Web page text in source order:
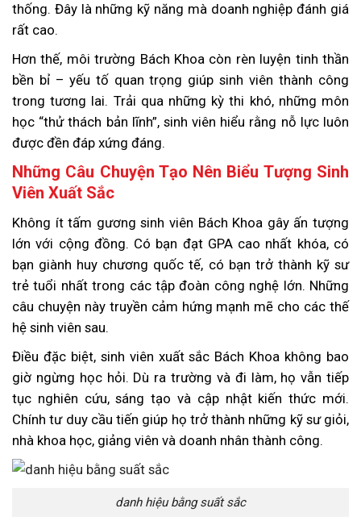
thống. Đây là những kỹ năng mà doanh nghiệp đánh giá
rất cao.
Hơn thế, môi trường Bách Khoa còn rèn luyện tinh thần
bền bỉ – yếu tố quan trọng giúp sinh viên thành công
trong tương lai. Trải qua những kỳ thi khó, những môn
học “thử thách bản lĩnh”, sinh viên hiểu rằng nỗ lực luôn
được đền đáp xứng đáng.
Những Câu Chuyện Tạo Nên Biểu Tượng Sinh
Viên Xuất Sắc
Không ít tấm gương sinh viên Bách Khoa gây ấn tượng
lớn với cộng đồng. Có bạn đạt GPA cao nhất khóa, có
bạn giành huy chương quốc tế, có bạn trở thành kỹ sư
trẻ tuổi nhất trong các tập đoàn công nghệ lớn. Những
câu chuyện này truyền cảm hứng mạnh mẽ cho các thế
hệ sinh viên sau.
Điều đặc biệt, sinh viên xuất sắc Bách Khoa không bao
giờ ngừng học hỏi. Dù ra trường và đi làm, họ vẫn tiếp
tục nghiên cứu, sáng tạo và cập nhật kiến thức mới.
Chính tư duy cầu tiến giúp họ trở thành những kỹ sư giỏi,
nhà khoa học, giảng viên và doanh nhân thành công.
danh hiệu bằng suất sắc